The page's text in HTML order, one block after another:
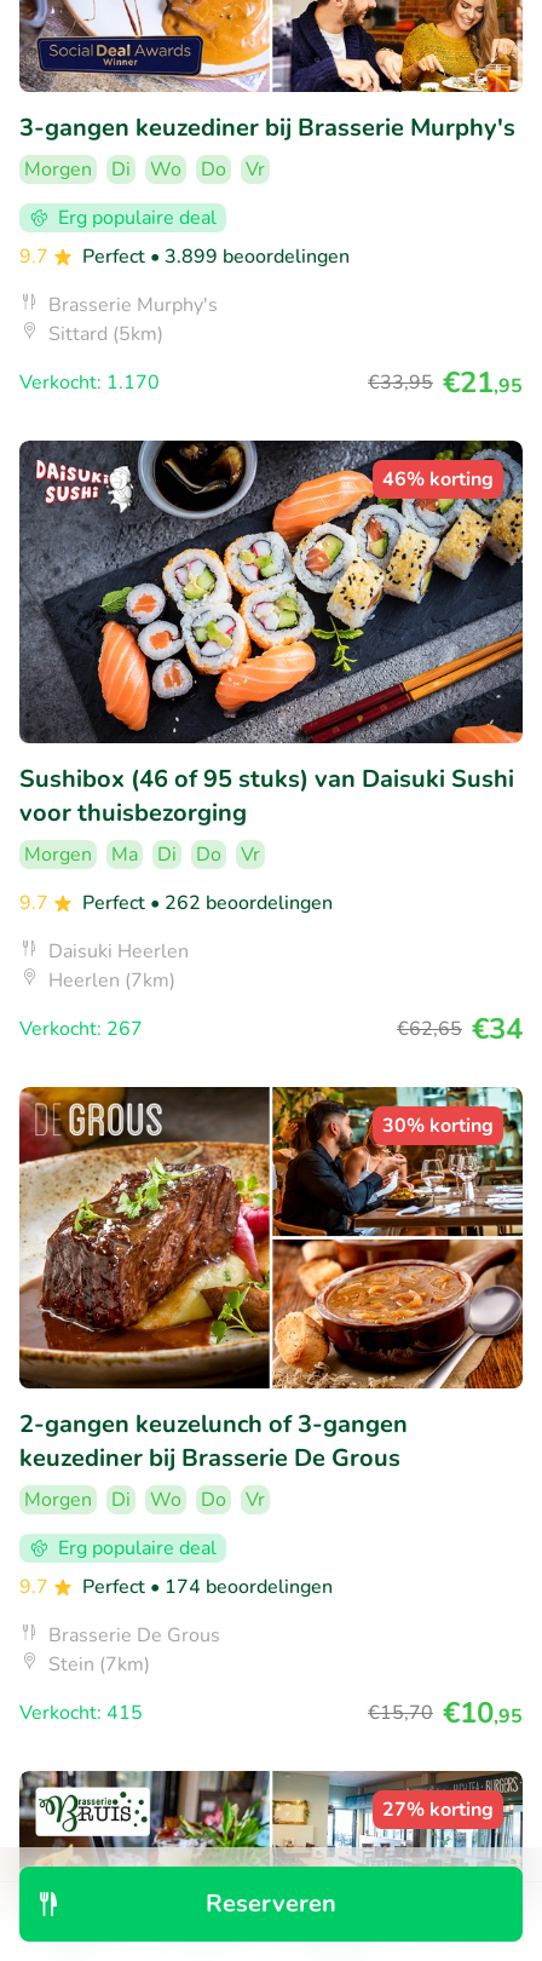
Reserveren
3-gangen keuzediner bij Brasserie Murphy's
Morgen Di Wo Do
Vr
Erg populaire deal
9.7
Perfect • 3.899 beoordelingen
Brasserie Murphy's
Sittard (5km)
Verkocht: 1.170
€33,95 €21,95
46% korting
Sushibox (46 of 95 stuks) van Daisuki Sushi
voor thuisbezorging
Morgen Ma Di Do
Vr
9.7
Perfect • 262 beoordelingen
Daisuki Heerlen
Heerlen (7km)
Verkocht: 267
€62,65 €34
30% korting
2-gangen keuzelunch of 3-gangen
keuzediner bij Brasserie De Grous
Morgen Di Wo Do
Vr
Erg populaire deal
9.7
Perfect • 174 beoordelingen
Brasserie De Grous
Stein (7km)
Verkocht: 415
€15,70 €10,95
27% korting